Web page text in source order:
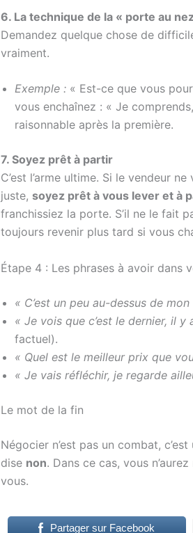
6. La technique de la « porte au
Demandez quelque chose de
vraiment.
Exemple : « Est-ce que vous
vous enchaînez : « Je
raisonnable après la première.
7. Soyez prêt à partir
C’est l’arme ultime. Si le vendeur
juste, soyez prêt à vous lever et à
franchissiez la porte. S’il ne le fait
toujours revenir plus tard si vous
Étape 4 : Les phrases à avoir dans
« C’est un peu au-dessus de
« Je vois que c’est le dernier, il
factuel).
« Quel est le meilleur prix que
« Je vais réfléchir, je regarde
Le mot de la fin
Négocier n’est pas un combat,
dise non. Dans ce cas, vous
vous.
Partager sur Facebook